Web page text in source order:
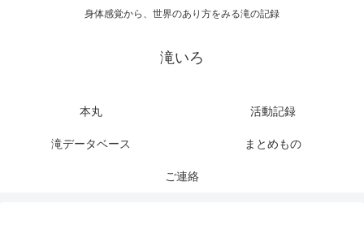
身体感覚から、世界のあり方をみる滝の記録
滝いろ
本丸 活動記録
滝データベース まとめもの
ご連絡